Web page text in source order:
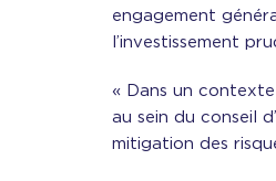
engagement
l’investissement
« Dans un
au sein du conseil
mitigation des